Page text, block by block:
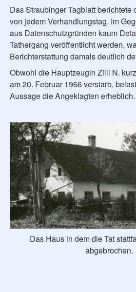
Das Straubinger Tagblatt berichtete
von jedem Verhandlungstag. Im
aus Datenschutzgründen kaum
Tathergang veröffentlicht werden,
Berichterstattung damals deutlich
Obwohl die Hauptzeugin Zilli N.
am 20. Februar 1966 verstarb,
Aussage die Angeklagten erheblich.
Das Haus in dem die Tat
abgebrochen.